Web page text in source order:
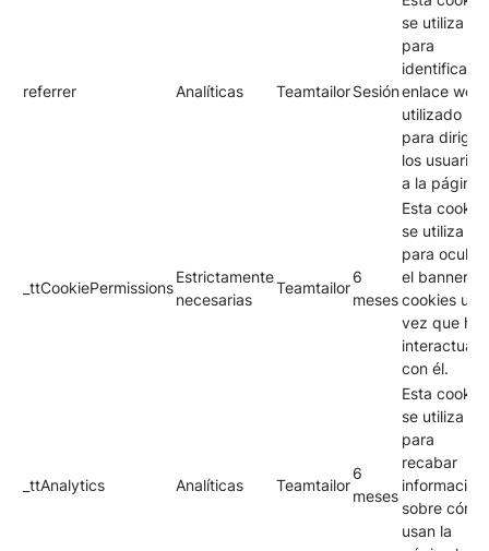
referrer Analíticas TeamtailorSesión
se utiliza
para
identificar el
enlace web
utilizado
para dirigir
los usuarios
a la página.
_ttCookiePermissions
Estrictamente
necesarias
Teamtailor
6
meses
Esta cookie
se utiliza
para ocultar
el banner
cookies una
vez que has
con él.
_ttAnalytics Analíticas Teamtailor
6
meses
Esta cookie
se utiliza
para
recabar
información
sobre cómo
usan la